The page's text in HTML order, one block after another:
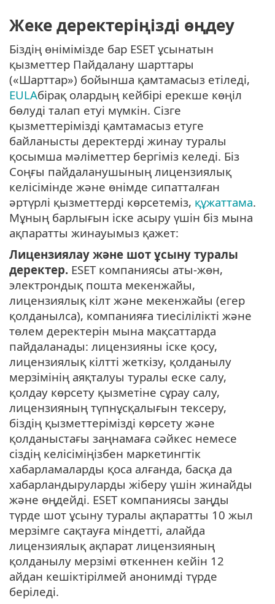
Жеке деректеріңізді өңдеу
Біздің өнімімізде бар ESET ұсынатын
қызметтер Пайдалану шарттары
(«Шарттар») бойынша қамтамасыз етіледі,
EULAбірақ олардың кейбірі ерекше көңіл
бөлуді талап етуі мүмкін. Сізге
қызметтерімізді қамтамасыз етуге
байланысты деректерді жинау туралы
қосымша мәліметтер бергіміз келеді. Біз
Соңғы пайдаланушының лицензиялық
келісімінде және өнімде сипатталған
әртүрлі қызметтерді көрсетеміз, құжаттама.
Мұның барлығын іске асыру үшін біз мына
ақпаратты жинауымыз қажет:
Лицензиялау және шот ұсыну туралы
деректер. ESET компаниясы аты-жөн,
электрондық пошта мекенжайы,
лицензиялық кілт және мекенжайы (егер
қолданылса), компанияға тиесілілікті және
төлем деректерін мына мақсаттарда
пайдаланады: лицензияны іске қосу,
лицензиялық кілтті жеткізу, қолданылу
мерзімінің аяқталуы туралы еске салу,
қолдау көрсету қызметіне сұрау салу,
лицензияның түпнұсқалығын тексеру,
біздің қызметтерімізді көрсету және
қолданыстағы заңнамаға сәйкес немесе
сіздің келісіміңізбен маркетингтік
хабарламаларды қоса алғанда, басқа да
хабарландыруларды жіберу үшін жинайды
және өңдейді. ESET компаниясы заңды
түрде шот ұсыну туралы ақпаратты 10 жыл
мерзiмге сақтауға мiндеттi, алайда
лицензиялық ақпарат лицензияның
қолданылу мерзiмi өткеннен кейiн 12
айдан кешiктiрiлмей анонимдi түрде
берiледi.